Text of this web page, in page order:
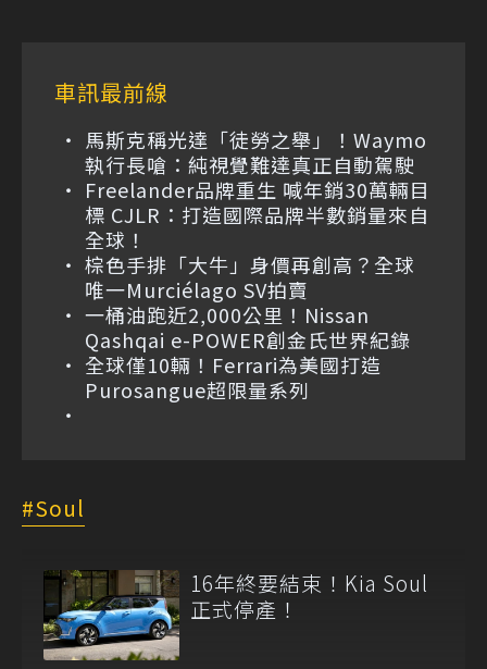
車訊最前線
馬斯克稱光達「徒勞之舉」！Waymo
執行長嗆：純視覺難達真正自動駕駛
Freelander品牌重生 喊年銷30萬輛目
標 CJLR：打造國際品牌半數銷量來自
全球！
棕色手排「大牛」身價再創高？全球
唯一Murciélago SV拍賣
一桶油跑近2,000公里！Nissan
Qashqai e-POWER創金氏世界紀錄
全球僅10輛！Ferrari為美國打造
Purosangue超限量系列
Soul
16年終要結束！Kia Soul
正式停產！